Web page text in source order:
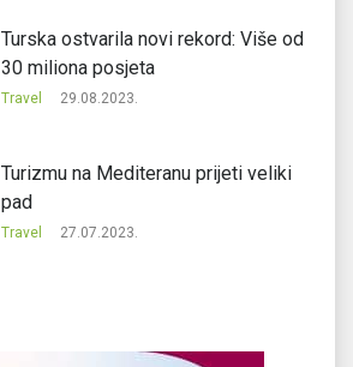
Turska ostvarila novi rekord: Više od
30 miliona posjeta
Travel 29.08.2023.
Turizmu na Mediteranu prijeti veliki
pad
Travel 27.07.2023.